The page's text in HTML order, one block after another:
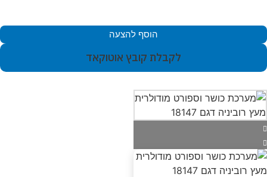
הוסף להצעה
לקבלת קובץ אוטוקאד